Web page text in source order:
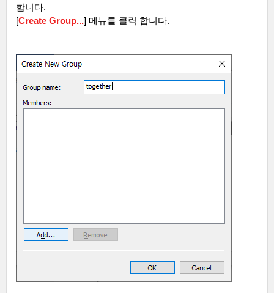
합니다.
[Create Group...] 메뉴를 클릭 합니다.